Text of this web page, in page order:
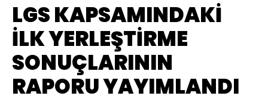
LGS KAPSAMINDAKİ
İLK YERLEŞTİRME
SONUÇLARININ
RAPORU YAYIMLANDI